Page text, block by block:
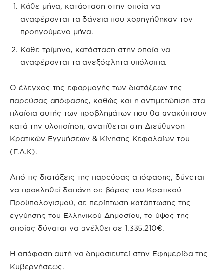
Κάθε μήνα, κατάσταση στην οποία να
αναφέρονται τα δάνεια που χορηγήθηκαν τον
προηγούμενο μήνα.
Κάθε τρίμηνο, κατάσταση στην οποία να
αναφέρονται τα ανεξόφλητα υπόλοιπα.
Ο έλεγχος της εφαρμογής των διατάξεων της
παρούσας απόφασης, καθώς και η αντιμετώπιση στα
πλαίσια αυτής των προβλημάτων που θα ανακύπτουν
κατά την υλοποίηση, ανατίθεται στη Διεύθυνση
Κρατικών Εγγυήσεων & Κίνησης Κεφαλαίων του
(Γ.Λ.Κ).
Από τις διατάξεις της παρούσας απόφασης, δύναται
να προκληθεί δαπάνη σε βάρος του Κρατικού
Προϋπολογισμού, σε περίπτωση κατάπτωσης της
εγγύησης του Ελληνικού Δημοσίου, το ύψος της
οποίας δύναται να ανέλθει σε 1.335.210€.
Η απόφαση αυτή να δημοσιευτεί στην Εφημερίδα της
Κυβερνήσεως.